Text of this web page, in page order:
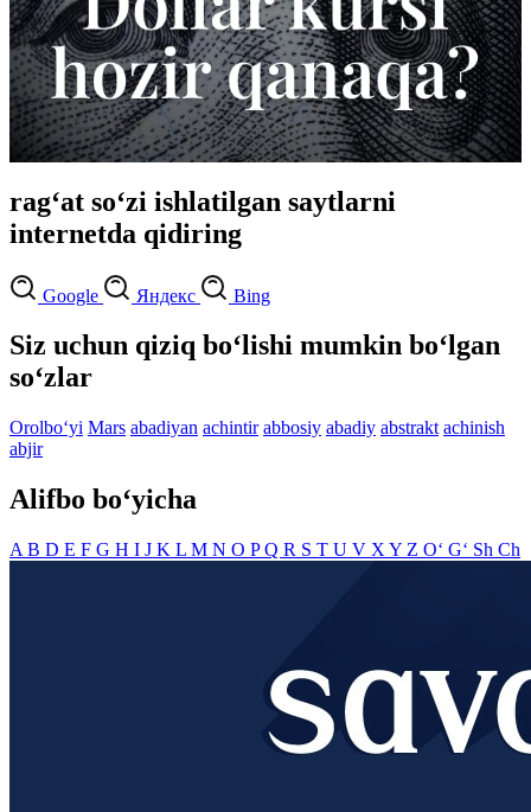
rag‘at so‘zi ishlatilgan saytlarni
internetda qidiring
Google Яндекс Bing
Siz uchun qiziq bo‘lishi mumkin bo‘lgan
so‘zlar
Orolbo‘yi Mars abadiyan achintir abbosiy abadiy abstrakt achinish
abjir
Alifbo bo‘yicha
A B D E F G H I J K L M N O PQ R S T U V X Y Z O‘ G‘ Sh Ch